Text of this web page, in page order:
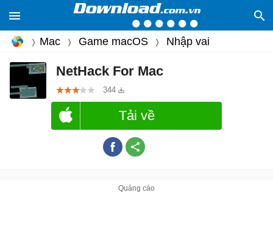
Mac Game macOS Nhập vai
NetHack For Mac
344
Tải về